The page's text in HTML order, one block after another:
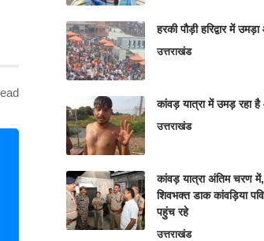
हरकी पौड़ी हरिद्वार में
उत्तराखंड
कांवड़ यात्रा में उमड़ रहा
उत्तराखंड
कांवड़ यात्रा अंतिम चरण
शिवभक्त डाक कांवड़िया
पहुंच रहे
उत्तराखंड